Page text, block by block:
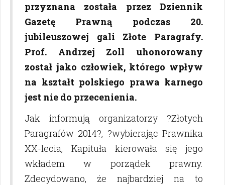
przyznana została przez Dziennik
Gazetę Prawną podczas 20.
jubileuszowej gali Złote Paragrafy.
Prof. Andrzej Zoll uhonorowany
został jako człowiek, którego wpływ
na kształt polskiego prawa karnego
jest nie do przecenienia.
Jak informują organizatorzy ?Złotych
Paragrafów 2014?, ?wybierając Prawnika
XX-lecia, Kapituła kierowała się jego
wkładem w porządek prawny.
Zdecydowano, że najbardziej na to